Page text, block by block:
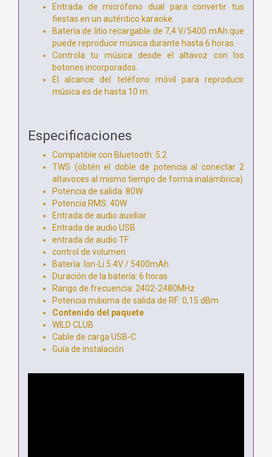
Entrada de micrófono dual para convertir tus
fiestas en un auténtico karaoke.
Batería de litio recargable de 7,4 V/5400 mAh que
puede reproducir música durante hasta 6 horas.
Controla tu música desde el altavoz con los
botones incorporados.
El alcance del teléfono móvil para reproducir
música es de hasta 10 m.
Especificaciones
Compatible con Bluetooth: 5.2
TWS (obtén el doble de potencia al conectar 2
altavoces al mismo tiempo de forma inalámbrica)
Potencia de salida: 80W
Potencia RMS: 40W
Entrada de audio auxiliar
Entrada de audio USB
entrada de audio TF
control de volumen
Batería: Ion-Li 5.4V / 5400mAh
Duración de la batería: 6 horas
Rango de frecuencia: 2402-2480MHz
Potencia máxima de salida de RF: 0,15 dBm
Contenido del paquete
WILD CLUB
Cable de carga USB-C
Guía de instalación